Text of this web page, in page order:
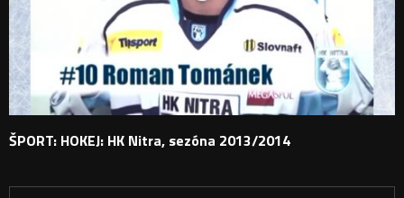
ŠPORT: HOKEJ: HK Nitra, sezóna 2013/2014